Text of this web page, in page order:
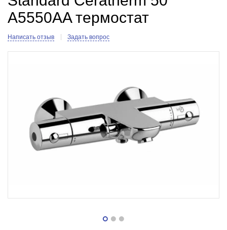
A5550AA термостат
Написать отзыв Задать вопрос